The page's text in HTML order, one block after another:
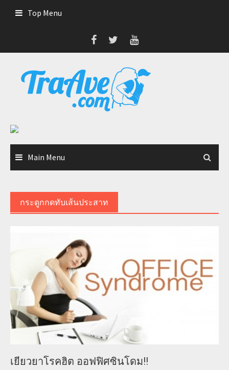
Top Menu
Main Menu
กระดูกกดทับเส้นประสาท
เยียวยาโรคฮิต ออฟฟิศซินโดม!!